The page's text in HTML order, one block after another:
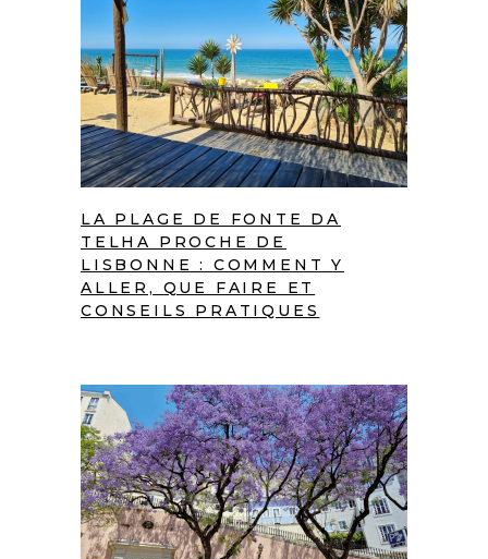
LA PLAGE DE FONTE DA
TELHA PROCHE DE
LISBONNE : COMMENT Y
ALLER, QUE FAIRE ET
CONSEILS PRATIQUES